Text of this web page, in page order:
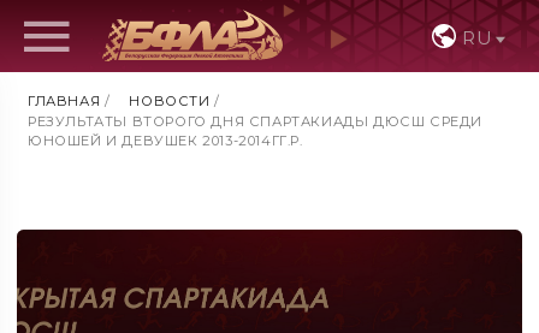
RU
ГЛАВНАЯ / НОВОСТИ /
РЕЗУЛЬТАТЫ ВТОРОГО ДНЯ СПАРТАКИАДЫ ДЮСШ СРЕДИ
ЮНОШЕЙ И ДЕВУШЕК 2013-2014ГГ.Р.